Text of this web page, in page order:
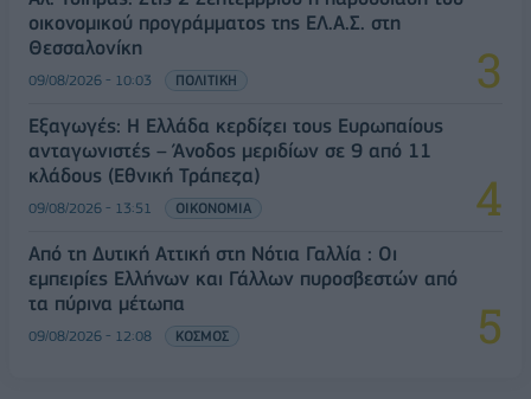
οικονομικού προγράμματος της ΕΛ.Α.Σ. στη
Θεσσαλονίκη
09/08/2026 - 10:03 ΠΟΛΙΤΙΚΗ
Εξαγωγές: Η Ελλάδα κερδίζει τους Ευρωπαίους
ανταγωνιστές – Άνοδος μεριδίων σε 9 από 11
κλάδους (Εθνική Τράπεζα)
09/08/2026 - 13:51 ΟΙΚΟΝΟΜΙΑ
Από τη Δυτική Αττική στη Νότια Γαλλία : Οι
εμπειρίες Ελλήνων και Γάλλων πυροσβεστών από
τα πύρινα μέτωπα
09/08/2026 - 12:08 ΚΟΣΜΟΣ